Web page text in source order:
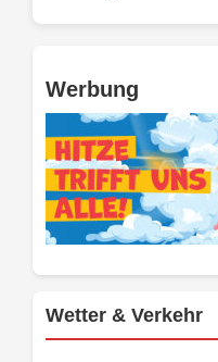
Werbung
Wetter & Verkehr